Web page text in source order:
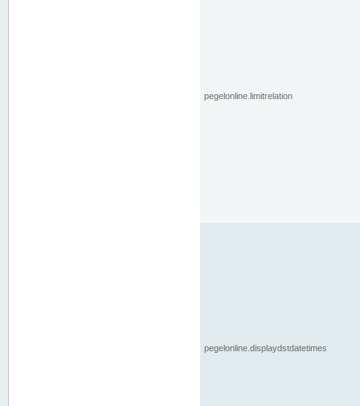
pegelonline.limitrelation
pegelonline.displaydstdatetimes